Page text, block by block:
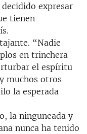
expresar
tienen
“Nadie
en trinchera
el espíritu
muchos otros
la esperada
la ninguneada y
nunca ha tenido